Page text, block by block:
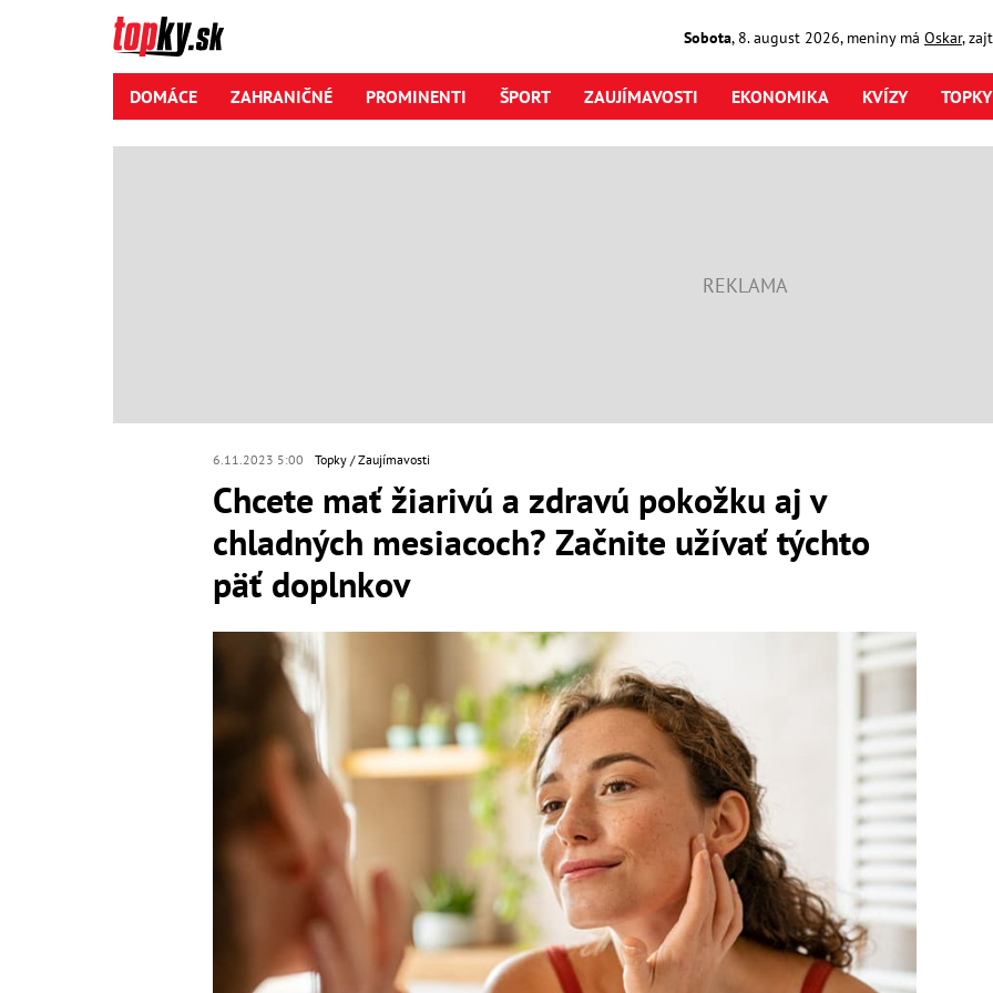
Sobota, 8. august2026, meniny má Oskar,
DOMÁCE ZAHRANIČNÉ PROMINENTI ŠPORT ZAUJÍMAVOSTI EKONOMIKA KVÍZY
6.11.2023 5:00 Topky Zaujímavosti
Chcete mať žiarivú a zdravú pokožku aj v
chladných mesiacoch? Začnite užívať týchto
päť doplnkov